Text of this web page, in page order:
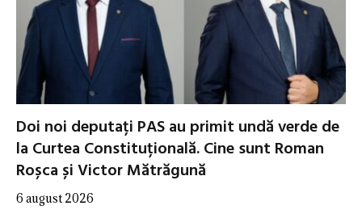
Doi noi deputați PAS au primit undă verde de
la Curtea Constituțională. Cine sunt Roman
Roșca și Victor Mătrăgună
6 august 2026